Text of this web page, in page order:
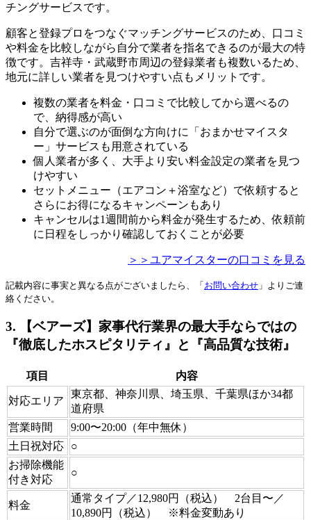
チングサービスです。
顧客と登録プロをつなぐマッチングサービスのため、口コミ
や料金を比較しながら自分で業者を指名できるのが最大の特
徴です。吉祥寺・武蔵野市周辺の登録業者も複数いるため、
地元に詳しい業者を見つけやすい点もメリットです。
複数の業者を料金・口コミで比較してから選べるの
で、納得感が高い
自分で選ぶのが面倒な方向けに「おまかせマイスタ
ー」サービスも用意されている
個人業者が多く、大手より安い料金設定の業者を見つ
けやすい
セットメニュー（エアコン＋浴室など）で依頼すると
さらにお得になるキャンペーンもあり
キャンセルは1週間前から料金が発生するため、依頼前
に日程をしっかり確認しておくことが必要
＞＞ユアマイスターの口コミを見る
記載内容に事実と異なる点がございましたら、「 お問い合わせ 」よりご連
絡ください。
3. 【ベアーズ】家事代行業界の最大手ならではの
『徹底したホスピタリティ』と『高品質な技術』
項目 内容
対応エリア
東京都、神奈川県、埼玉県、千葉県ほか34都
道府県
営業時間
9:00〜20:00（年中無休）
土日祝対応
○
お掃除機能
付き対応
○
料金
通常タイプ／12,980円（税込） 2台目〜／
10,890円（税込） ※料金変動あり